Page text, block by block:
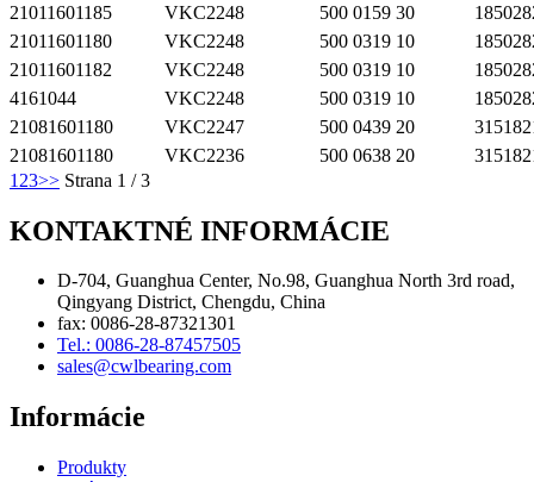
21011601185
VKC2248 500 0159 30
21011601180
VKC2248 500 0319 10
21011601182
VKC2248 500 0319 10
4161044
VKC2248 500 0319 10
21081601180
VKC2247 500 0439 20
21081601180
VKC2236 500 0638 20
1 23>> Strana 1 / 3
KONTAKTNÉ INFORMÁCIE
D-704, Guanghua Center, No.98, Guanghua North 3rd road,
Qingyang District, Chengdu, China
fax: 0086-28-87321301
Tel.: 0086-28-87457505
sales@cwlbearing.com
Informácie
Produkty